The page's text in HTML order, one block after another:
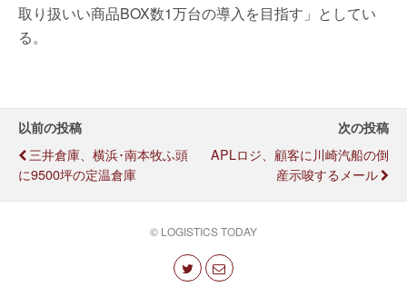
取り扱いい商品BOX数1万台の導入を目指す」としてい
る。
以前の投稿
三井倉庫、横浜･南本牧ふ頭
に9500坪の定温倉庫
次の投稿
APLロジ、顧客に川崎汽船の倒
産示唆するメール
© LOGISTICS TODAY